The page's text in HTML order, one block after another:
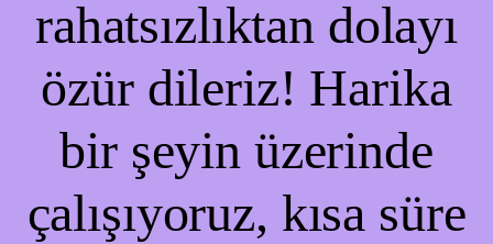
rahatsızlıktan dolayı
özür dileriz! Harika
bir şeyin üzerinde
çalışıyoruz, kısa süre